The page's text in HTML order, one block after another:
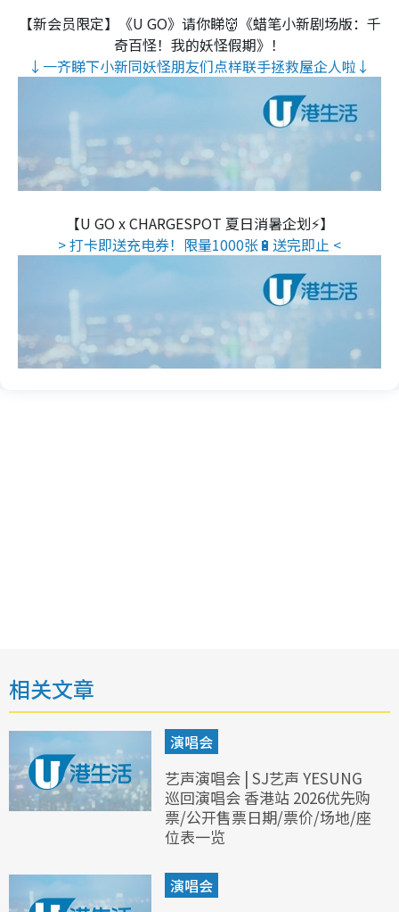
【新会员限定】《U GO》请你睇👹《蜡笔小新剧场版：千
奇百怪！我的妖怪假期》！
↓一齐睇下小新同妖怪朋友们点样联手拯救屋企人啦↓
【U GO x CHARGESPOT 夏日消暑企划⚡】
> 打卡即送充电券！限量1000张🔋送完即止 <
相关文章
演唱会
艺声演唱会 | SJ艺声 YESUNG
巡回演唱会 香港站 2026优先购
票/公开售票日期/票价/场地/座
位表一览
演唱会